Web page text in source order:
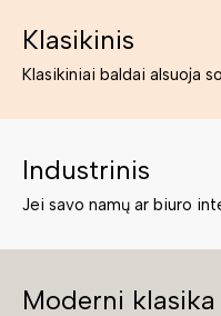
Klasikinis
Industrinis
Moderni klasika